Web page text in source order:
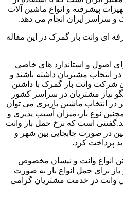
پیشرفته و انواع ماشین آلات
سراسر ایران انجام می دهد.
ای وانت بار گمرک در این مقاله
اصول و استاندارد های خاصی
انتخاب مشتریان داشته باشند و
شرکت وانت بار گمرک با داشتن
نیاز مشتریان در سراسر کشور
در انتخاب ماشین باربری می توان
نوع بار،میزان آسیب پذیری و
است که نرخ حمل بار وانت
در صورت جابجایی بین شهر و
پرداخت کرد.
انواع وانت و نیسان مخصوص
برای حمل انواع بار به صورت
وانت در خدمت مشتریان گرامی